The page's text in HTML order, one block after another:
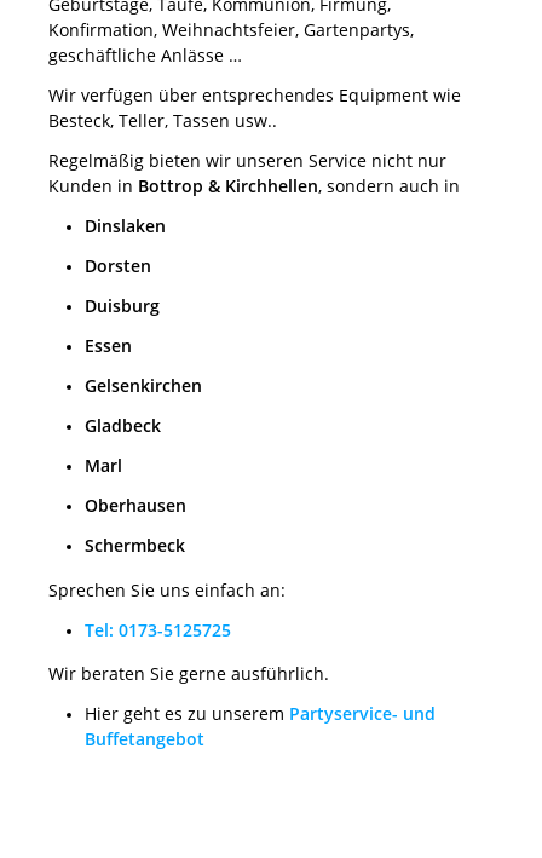
Konfirmation, Weihnachtsfeier, Gartenpartys,
geschäftliche Anlässe …
Wir verfügen über entsprechendes Equipment wie
Besteck, Teller, Tassen usw..
Regelmäßig bieten wir unseren Service nicht nur
Kunden in Bottrop & Kirchhellen, sondern auch in
Dinslaken
Dorsten
Duisburg
Essen
Gelsenkirchen
Gladbeck
Marl
Oberhausen
Schermbeck
Sprechen Sie uns einfach an:
Tel: 0173-5125725
Wir beraten Sie gerne ausführlich.
Hier geht es zu unserem Partyservice- und
Buffetangebot